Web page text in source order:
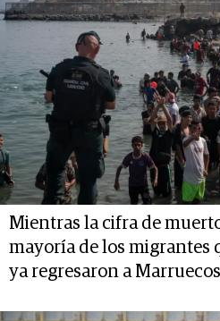
Mientras la cifra de
mayoría de los migrantes
ya regresaron a Marruecos